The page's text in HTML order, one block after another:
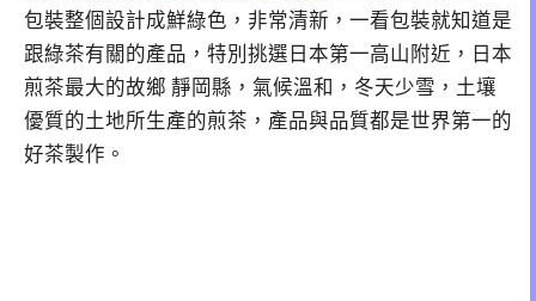
包裝整個設計成鮮綠色，非常清新，一看包裝就知道是
跟綠茶有關的產品，特別挑選日本第一高山附近，日本
煎茶最大的故鄉 靜岡縣，氣候溫和，冬天少雪，土壤
優質的土地所生產的煎茶，產品與品質都是世界第一的
好茶製作。